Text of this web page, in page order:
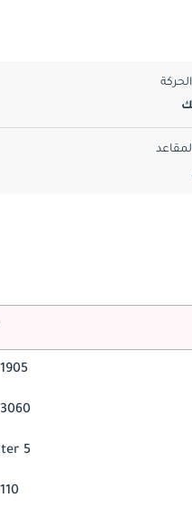
1905 مم
3060 مم
5 Seater
110 مم